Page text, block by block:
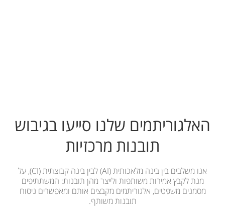
האלגוריתמים שלנו סייעו בגיבוש
תובנות מרכזיות
אנו משלבים בין בינה מלאכותית (AI) לבין בינה קבוצתית (CI), על
מנת לקבץ אמירות משותפות ולייצר מהן תובנות: המשתתיפים
מסמנים משפטים, אלגוריתמים מקבצים אותם ומאפשרים ניסוח
תובנות משותף.